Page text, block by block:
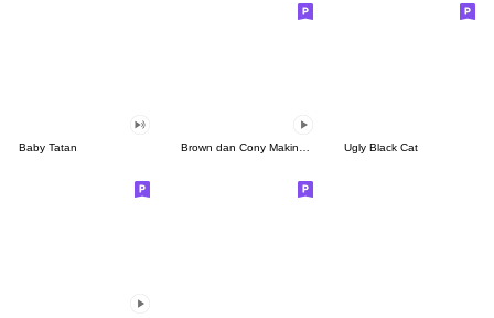
Baby Tatan Brown dan Cony Makin Mesra Ugly Black Cat